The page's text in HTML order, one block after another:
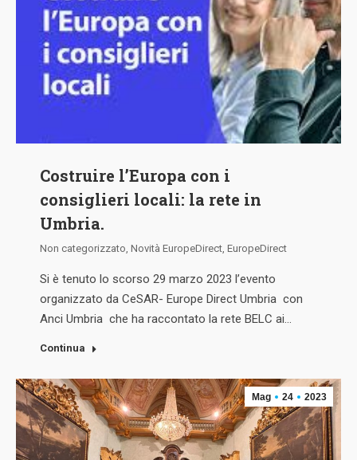
Costruire l’Europa con i
consiglieri locali: la rete in
Umbria.
Non categorizzato, Novità EuropeDirect, EuropeDirect
Si è tenuto lo scorso 29 marzo 2023 l’evento
organizzato da CeSAR- Europe Direct Umbria con
Anci Umbria che ha raccontato la rete BELC ai…
Continua
Mag 24 2023